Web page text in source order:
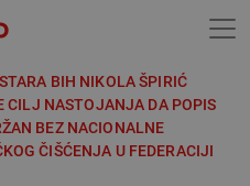
BIH NIKOLA ŠPIRIĆ
CILJ NASTOJANJA DA POPIS
BEZ NACIONALNE
ČIŠĆENJA U FEDERACIJI